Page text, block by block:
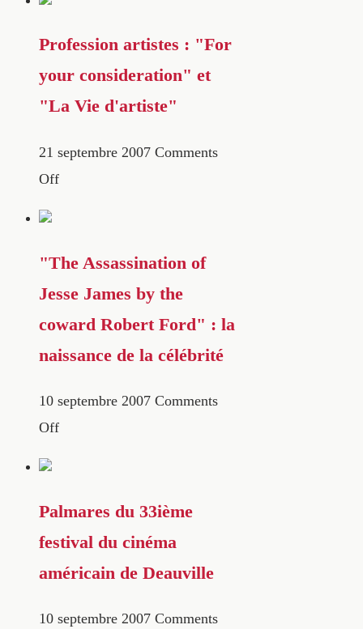
Profession artistes : "For
your consideration" et
"La Vie d'artiste"
21 septembre 2007 Comments
Off
"The Assassination of
Jesse James by the
coward Robert Ford" : la
naissance de la célébrité
10 septembre 2007 Comments
Off
Palmares du 33ième
festival du cinéma
américain de Deauville
10 septembre 2007 Comments